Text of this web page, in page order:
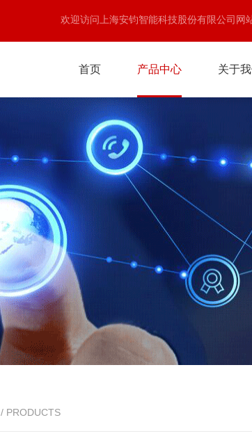
欢迎访问上海安钧智能科技股份有限公司网
首页 产品中心 关于
/ PRODUCTS